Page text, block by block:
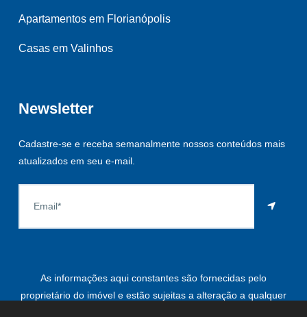
Apartamentos em Florianópolis
Casas em Valinhos
Newsletter
Cadastre-se e receba semanalmente nossos conteúdos mais
atualizados em seu e-mail.
As informações aqui constantes são fornecidas pelo
proprietário do imóvel e estão sujeitas a alteração a qualquer